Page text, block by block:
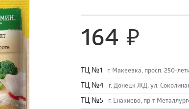
164
TЦ №1 г. Макеевка, просп. 250-
TЦ №4 г. Донецк ЖД, ул.
TЦ №5 г. Енакиево, пр-т